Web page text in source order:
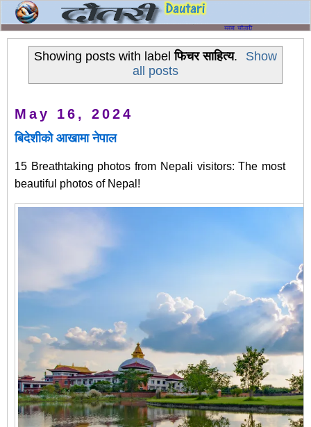
Showing posts with labelफिचर साहित्य.
Show
all posts
May 16, 2024
बिदेशीको आखामा नेपाल
15 Breathtaking photos from Nepali visitors: The most
beautiful photos of Nepal!